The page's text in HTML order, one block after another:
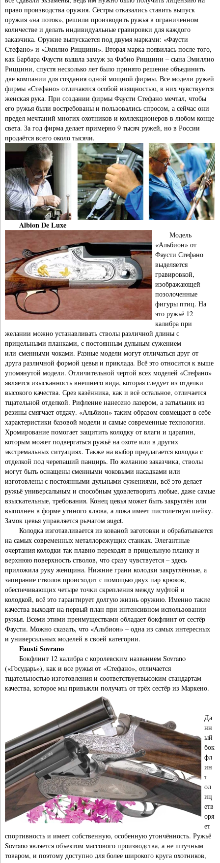
право производства оружия. Сёстры отказались ставить выпуск
оружия «на поток», решили производить ружья в ограниченном
количестве и делать индивидуальные гравировки для каждого
заказчика. Оружие выпускается под двумя марками: «Фаусти
Стефано» и «Эмилио Риццини». Вторая марка появилась после того,
как Барбара Фаусти вышла замуж за Фабио Риццини – сына Эмиллио
Риццини, спустя несколько лет было принято решение объединить
две компании для создания одной мощной фирмы. Все модели ружей
фирмы «Стефано» отличаются особой изящностью, в них чувствуется
женская рука. При создании фирмы Фаусти Стефано мечтал, чтобы
его ружья были востребованы и пользовались спросом, а сейчас они
предел мечтаний многих охотников и коллекционеров в любом конце
света. За год фирма делает примерно 9 тысяч ружей, но в России
продаётся всего около тысячи.
Albion De Luxe
Модель
«Альбион» от
Фаусти Стефано
выделяется
гравировкой,
изображающей
позолоченные
фигуры птиц. На
это ружьё 12
калибра при
желании можно устанавливать стволы различной длины с
прицельными планками, с постоянным дульным сужением
или сменными чоками. Разные модели могут отличаться друг от
друга различной формой цевья и приклада. Всё это относится к выше
упомянутой модели. Отличительной чертой всех моделей «Стефано»
является изысканность внешнего вида, которая следует из отделки
высокого качества. Срез казённика, как и всё остальное, отличается
тщательной отделкой. Рифление нанесено лазером, а затыльник из
резины смягчает отдачу. «Альбион» таким образом совмещает в себе
характеристики базовой модели и самые современные технологии.
Хромирование помогает защитить колодку от влаги и царапин,
которым может подвергаться ружьё на охоте или в других
экстремальных ситуациях. Также на выбор предлагается колодка с
отделкой под черепаший панцирь. По желанию заказчика, стволы
могут быть оснащены сменными чоковыми насадками или
изготовлены с постоянными дульными сужениями, всё это делает
ружьё универсальным и способным удовлетворить любые, даже самые
взыскательные, требования. Конец цевья может быть закруглён или
выполнен в форме утиного клюва, а ложа имеет пистолетную шейку.
Замок цевья управляется рычагом auget.
Колодка изготавливается из кованой заготовки и обрабатывается
на самых современных металлорежущих станках. Элегантные
очертания колодки так плавно переходят в прицельную планку и
верхнюю поверхность стволов, что сразу чувствуется – здесь
приложила руку женщина. Нижние грани колодки закруглённые, а
запирание стволов происходит с помощью двух пар крюков,
обеспечивающих четыре точки скрепления между муфтой и
колодкой, всё это гарантирует долгую жизнь оружию. Именно такие
качества выходят на первый план при интенсивном использовании
ружья. Всеми этими преимуществами обладает бокфлинт от сестёр
Фаусти. Можно сказать, что «Альбион» – одна из самых интересных
и универсальных моделей в своей категории.
Fausti Sovrano
Бокфлинт 12 калибра с королевским названием Sovrano
(«Государь»), как и все ружья от «Стефано», отличается
тщательностью изготовления и соответствуетвысоким стандартам
качества, которое мы привыкли получать от трёх сестёр из Маркено.
Да
нн
ый
бок
фл
ин
т
ол
иц
етв
оря
ет
спортивность и имеет собственную, особенную утончённость. Ружьё
Sovrano является объектом массового производства, а не штучным
товаром, и поэтому доступно для более широкого круга охотников,